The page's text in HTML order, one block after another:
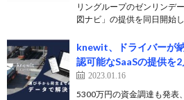
リングループのゼンリンデ
図ナビ」の提供を同日開始
knewit、ドライバーが
認可能なSaaSの提供を
2023.01.16
5300万円の資金調達も発表